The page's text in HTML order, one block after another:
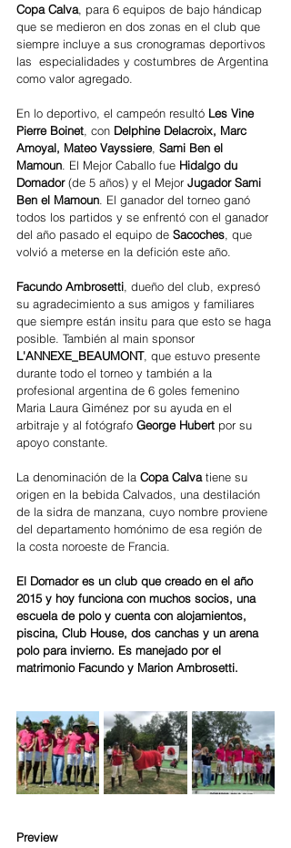
Copa Calva, para 6 equipos de bajo hándicap
que se medieron en dos zonas en el club que
siempre incluye a sus cronogramas deportivos
las  especialidades y costumbres de Argentina
como valor agregado.
En lo deportivo, el campeón resultó Les Vine
Pierre Boinet, con Delphine Delacroix, Marc
Amoyal, Mateo Vayssiere, Sami Ben el
Mamoun. El Mejor Caballo fue Hidalgo du
Domador (de 5 años) y el Mejor Jugador Sami
Ben el Mamoun. El ganador del torneo ganó
todos los partidos y se enfrentó con el ganador
del año pasado el equipo de Sacoches, que
volvió a meterse en la defición este año.
Facundo Ambrosetti, dueño del club, expresó
su agradecimiento a sus amigos y familiares
que siempre están insitu para que esto se haga
posible. También al main sponsor
L'ANNEXE_BEAUMONT, que estuvo presente
durante todo el torneo y también a la
profesional argentina de 6 goles femenino
Maria Laura Giménez por su ayuda en el
arbitraje y al fotógrafo George Hubert por su
apoyo constante.
La denominación de la Copa Calva tiene su
origen en la bebida Calvados, una destilación
de la sidra de manzana, cuyo nombre proviene
del departamento homónimo de esa región de
la costa noroeste de Francia.
El Domador es un club que creado en el año
2015 y hoy funciona con muchos socios, una
escuela de polo y cuenta con alojamientos,
piscina, Club House, dos canchas y un arena
polo para invierno. Es manejado por el
matrimonio Facundo y Marion Ambrosetti.
Preview